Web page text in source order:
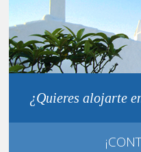
¿Quieres alojarte